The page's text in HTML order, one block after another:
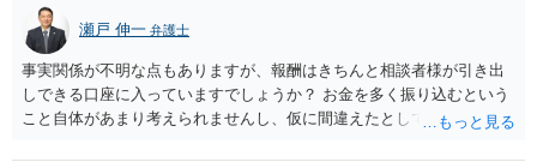
瀬戸 伸一 弁護士
事実関係が不明な点もありますが、報酬はきちんと相談者様が引き出
しできる口座に入っていますでしょうか？ お金を多く振り込むという
こと自体があまり考えられませんし、仮に間違えたとしても、海外の